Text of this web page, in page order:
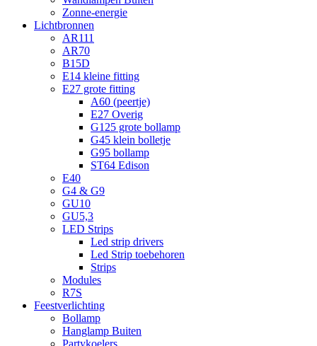
Zonne-energie
Lichtbronnen
AR111
AR70
B15D
E14 kleine fitting
E27 grote fitting
A60 (peertje)
E27 Overig
G125 grote bollamp
G45 klein bolletje
G95 bollamp
ST64 Edison
E40
G4 & G9
GU10
GU5,3
LED Strips
Led strip drivers
Led Strip toebehoren
Strips
Modules
R7S
Feestverlichting
Bollamp
Hanglamp Buiten
Partykoelers